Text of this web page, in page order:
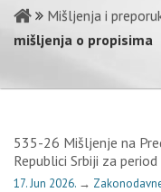
Mišljenja i
mišljenja o propisima
535-26 Mišljenje na
Republici Srbiji za
17. Jun 2026. →